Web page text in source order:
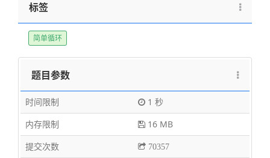
标签
简单循环
题目参数
时间限制
1 秒
内存限制
16 MB
提交次数
70357